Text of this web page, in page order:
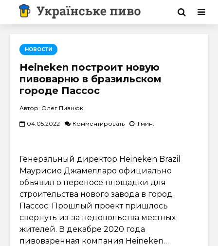
НОВОСТИ
Heineken построит новую
пивоварню в бразильском
городе Пассос
Автор: Олег Пивнюк
04.05.2022 Комментировать 1 мин.
Генеральный директор Heineken Brazil
Маурисио Джамелларо официально
объявил о переносе площадки для
строительства нового завода в город
Пассос. Прошлый проект пришлось
свернуть из-за недовольства местных
жителей. В декабре 2020 года
пивоваренная компания Heineken…